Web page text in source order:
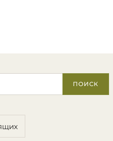
ПОИСК